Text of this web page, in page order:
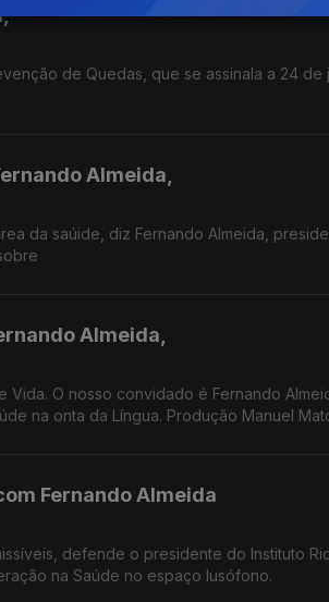
de Quedas, que se assinala a 24 de
Almeida,
da saúide, diz Fernando Almeida,
Almeida,
O nosso convidado é Fernando
na onta da Língua. Produção Manuel
Fernando Almeida
defende o presidente do Instituto
na Saúde no espaço lusófono.